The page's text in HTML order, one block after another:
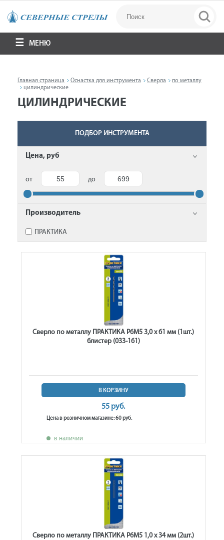
МЕНЮ
Главная страница Оснастка для инструмента Сверла
по металлу
цилиндрические
ЦИЛИНДРИЧЕСКИЕ
ПОДБОР ИНСТРУМЕНТА
Цена, руб
от до
Производитель
ПРАКТИКА
Сверло по металлу ПРАКТИКА Р6М5 3,0 х 61 мм (1шт.)
блистер (033-161)
В КОРЗИНУ
55 руб.
Цена в розничном магазине: 60 руб.
в наличии
Сверло по металлу ПРАКТИКА Р6М5 1,0 х 34 мм (2шт.)